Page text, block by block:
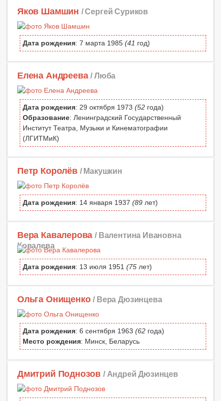
Яков Шамшин / Сергей Суриков
Дата рождения: 7 марта 1985 (41 год)
Елена Андреева / Люба
Дата рождения: 29 октября 1973 (52 года)
Образование: Ленинградский Государственный
Институт Театра, Музыки и Кинематографии
(ЛГИТМиК)
Петр Королёв / Макушкин
Дата рождения: 14 января 1937 (89 лет)
Вера Кавалерова / Валентина Ивановна
Ковалева
Дата рождения: 13 июля 1951 (75 лет)
Ольга Онищенко / Вера Дюзинцева
Дата рождения: 6 сентября 1963 (62 года)
Место рождения: Минск, Беларусь
Дмитрий Поднозов / Андрей Дюзинцев